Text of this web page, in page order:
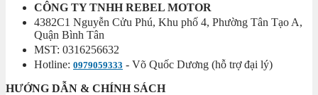
CÔNG TY TNHH REBEL MOTOR
4382C1 Nguyễn Cửu Phú, Khu phố 4, Phường Tân Tạo A,
Quận Bình Tân
MST: 0316256632
Hotline: 0979059333 - Võ Quốc Dương (hỗ trợ đại lý)
HƯỚNG DẪN & CHÍNH SÁCH